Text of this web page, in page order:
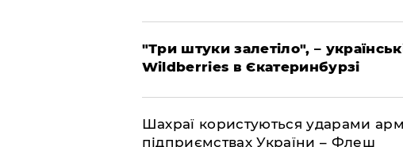
"Три штуки залетіло", –
Wildberries в Єкатеринбурзі
Шахраї користуються ударами
підприємствах України – Флеш